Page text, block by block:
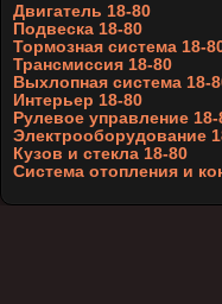
Двигатель 18-80
Подвеска 18-80
Тормозная система 18-
Трансмиссия 18-80
Выхлопная система 18-
Интерьер 18-80
Рулевое управление 18-
Электрооборудование
Кузов и стекла 18-80
Система отопления и